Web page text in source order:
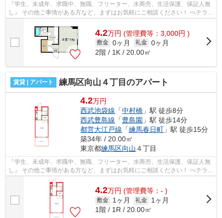
『学生、未成年、求職中、無職、フリーター、水商売、生活保護、保証人無
し』 その他ご事情がある方など、まずはお気軽にご相談ください！ べテラン
4.2万円 (管理費等：3,000円 )
敷金 0ヶ月 礼金 0ヶ月
2階 / 1K / 20.00㎡
賃貸 | アパート 練馬区向山４丁目のアパート
4.2万円
西武池袋線 「中村橋 」駅 徒歩8分
西武豊島線 「豊島園 」駅 徒歩14分
都営大江戸線 「練馬春日町 」駅 徒歩15分
築34年 / 20.00㎡
東京都練馬区向山 ４丁目
『学生、未成年、求職中、無職、フリーター、水商売、生活保護、保証人無
し』 その他ご事情がある方など、まずはお気軽にご相談ください！ べテラン
スタッフが対応致しますのでご希望...
4.2万円 (管理費等：- )
敷金 1ヶ月 礼金
1ヶ月
1階 / 1R / 20.00㎡